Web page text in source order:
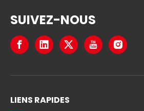
SUIVEZ-NOUS
LIENS RAPIDES